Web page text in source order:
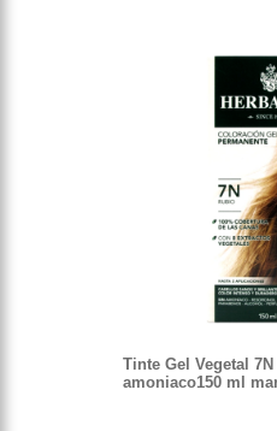
Tinte Gel Vegetal
amoniaco150 ml